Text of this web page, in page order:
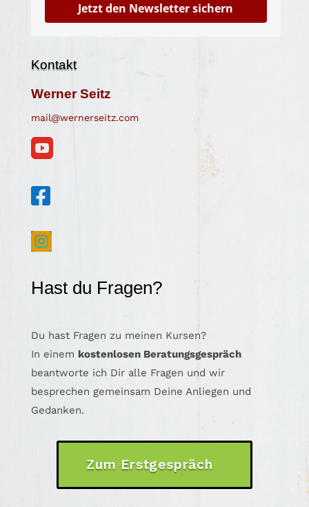
Jetzt den Newsletter sichern
Kontakt
Werner Seitz
mail@wernerseitz.com



Hast du Fragen?
Du hast Fragen zu meinen Kursen?
In einem kostenlosen Beratungsgespräch
beantworte ich Dir alle Fragen und wir
besprechen gemeinsam Deine Anliegen und
Gedanken.
Zum Erstgespräch